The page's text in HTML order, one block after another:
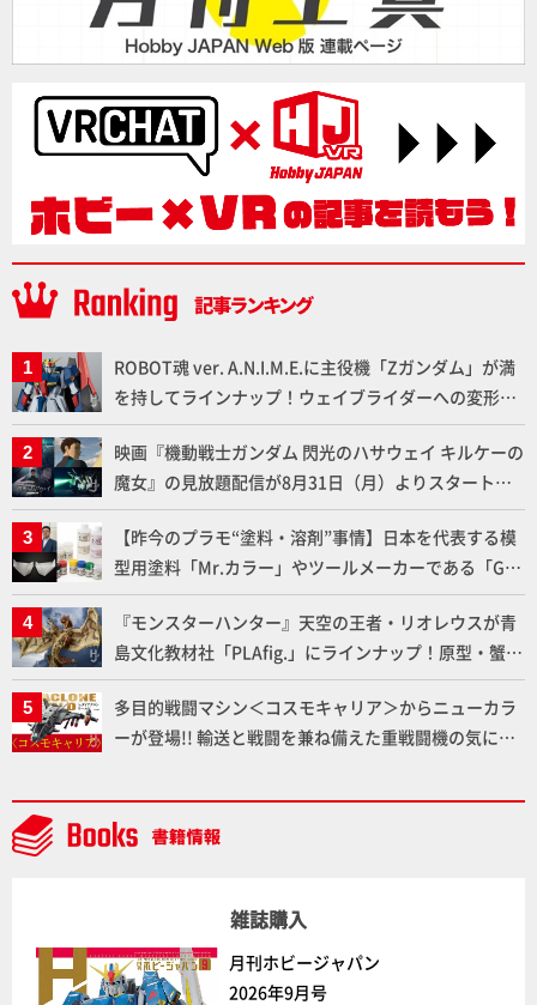
ROBOT魂 ver. A.N.I.M.E.に主役機「Zガンダム」が満
を持してラインナップ！ウェイブライダーへの変形、
劇中どおりのプロポーションを再現【機動戦士Zガン
ダム】
映画『機動戦士ガンダム 閃光のハサウェイ キルケーの
魔女』の見放題配信が8月31日（月）よりスタート！
Prime Videoで国内独占配信
【昨今のプラモ“塗料・溶剤”事情】日本を代表する模
型用塗料「Mr.カラー」やツールメーカーである「GSI
クレオス」が語るラッカー塗料の未来とは？
『モンスターハンター』天空の王者・リオレウスが青
島文化教材社「PLAfig.」にラインナップ！原型・蟹蟲
修造氏の彩色作例で超ハイディテールかつ躍動感に満
ちた造形をチェック
多目的戦闘マシン＜コスモキャリア＞からニューカラ
ーが登場!! 輸送と戦闘を兼ね備えた重戦闘機の気にな
アクロンワールド】
雑誌購入
月刊ホビージャパン
2026年9月号